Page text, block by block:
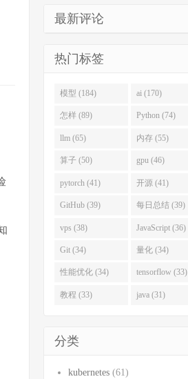
最新评论
热门标签
模型 (184) ai (170)
怎样 (89) Python (74)
llm (65) 内存 (55)
算子 (50) gpu (46)
pytorch (41) 开源 (41)
GitHub (39) 每日总结 (39)
vps (38) JavaScript (36)
Git (34) 量化 (34)
性能优化 (34) tensorflow (33)
教程 (33) java (31)
分类
kubernetes (61)